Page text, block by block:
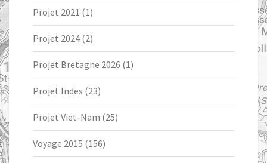
Projet 2021 (1)
Projet 2024 (2)
Projet Bretagne 2026 (1)
Projet Indes (23)
Projet Viet-Nam (25)
Voyage 2015 (156)